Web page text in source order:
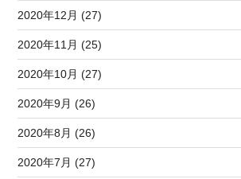
2020年12月 (27)
2020年11月 (25)
2020年10月 (27)
2020年9月 (26)
2020年8月 (26)
2020年7月 (27)